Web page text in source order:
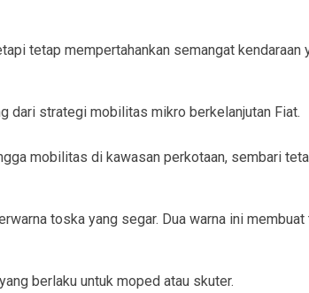
tetap mempertahankan semangat kendaraan
dari strategi mobilitas mikro berkelanjutan Fiat.
mobilitas di kawasan perkotaan, sembari
toska yang segar. Dua warna ini
berlaku untuk moped atau skuter.